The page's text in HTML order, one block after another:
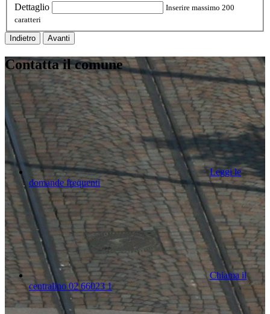
Dettaglio
Inserire massimo 200
caratteri
Indietro Avanti
Contatta il comune
Leggi le
domande frequenti
Chiama il
centralino 02 66023 1